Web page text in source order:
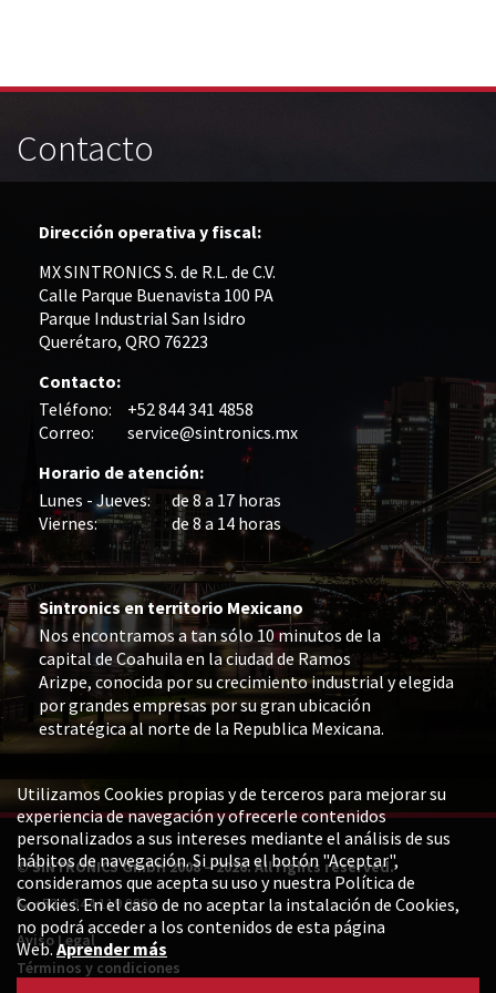
Contacto
Dirección operativa y fiscal:
MX SINTRONICS S. de R.L. de C.V.
Calle Parque Buenavista 100 PA
Parque Industrial San Isidro
Querétaro, QRO 76223
Contacto:
Teléfono:
+52 844 341 4858
Correo:
service@sintronics.mx
Horario de atención:
Lunes - Jueves:
de 8 a 17 horas
Viernes:
de 8 a 14 horas
Sintronics en territorio Mexicano
Nos encontramos a tan sólo 10 minutos de la
capital de Coahuila en la ciudad de Ramos
Arizpe, conocida por su crecimiento industrial y elegida
por grandes empresas por su gran ubicación
estratégica al norte de la Republica Mexicana.
© SINTRONICS GmbH 2008 – 2026. All rights reserved.
+52 1 844 119 8800
Aviso Legal
Términos y condiciones
Utilizamos Cookies propias y de terceros para mejorar su
experiencia de navegación y ofrecerle contenidos
personalizados a sus intereses mediante el análisis de sus
hábitos de navegación. Si pulsa el botón "Aceptar",
consideramos que acepta su uso y nuestra Política de
Cookies. En el caso de no aceptar la instalación de Cookies,
no podrá acceder a los contenidos de esta página
Web.Aprender más